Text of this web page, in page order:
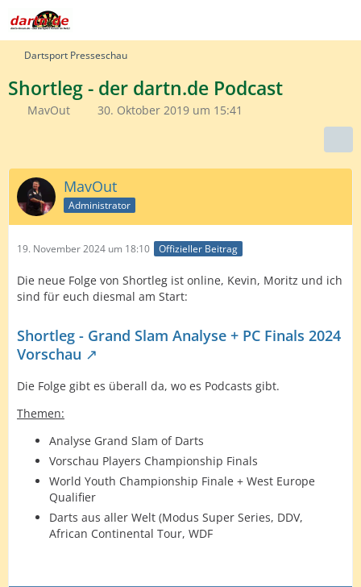
Dartsport Presseschau
Shortleg - der dartn.de Podcast
MavOut 30. Oktober 2019 um 15:41
MavOut
Administrator
19. November 2024 um 18:10 Offizieller Beitrag
Die neue Folge von Shortleg ist online, Kevin, Moritz und ich
sind für euch diesmal am Start:
Shortleg - Grand Slam Analyse + PC Finals 2024
Vorschau
Die Folge gibt es überall da, wo es Podcasts gibt.
Themen:
Analyse Grand Slam of Darts
Vorschau Players Championship Finals
World Youth Championship Finale + West Europe
Qualifier
Darts aus aller Welt (Modus Super Series, DDV,
African Continental Tour, WDF